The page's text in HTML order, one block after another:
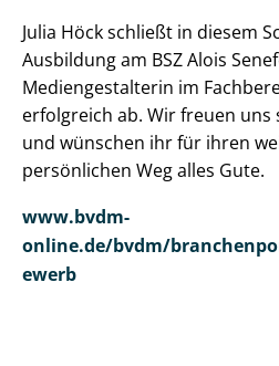
Julia Höck schließt in diesem
Ausbildung am BSZ Alois
Mediengestalterin im
erfolgreich ab. Wir freuen
und wünschen ihr für ihren
persönlichen Weg alles Gute.
www.bvdm-
online.de/bvdm/
ewerb